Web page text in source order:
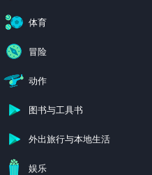
体育
冒险
动作
图书与工具书
外出旅行与本地生活
娱乐